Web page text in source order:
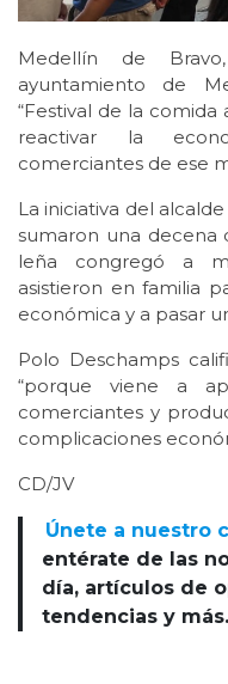
Medellín de
ayuntamiento de
“Festival de la comida
reactivar la
comerciantes de ese
La iniciativa del
sumaron una decena
leña congregó a
asistieron en familia
económica y a pasar
Polo Deschamps
“porque viene a
comerciantes y
complicaciones
CD/JV
Únete a nuestro
entérate de las
día, artículos de
tendencias y más.